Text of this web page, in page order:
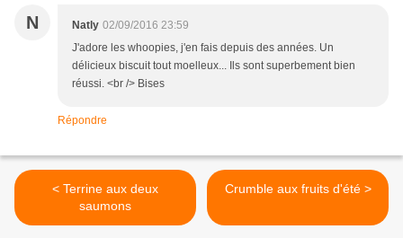
N Natly 02/09/2016 23:59
J'adore les whoopies, j'en fais depuis des années. Un
délicieux biscuit tout moelleux... Ils sont superbement bien
réussi. <br /> Bises
Répondre
< Terrine aux deux
saumons
Crumble aux fruits d'été >